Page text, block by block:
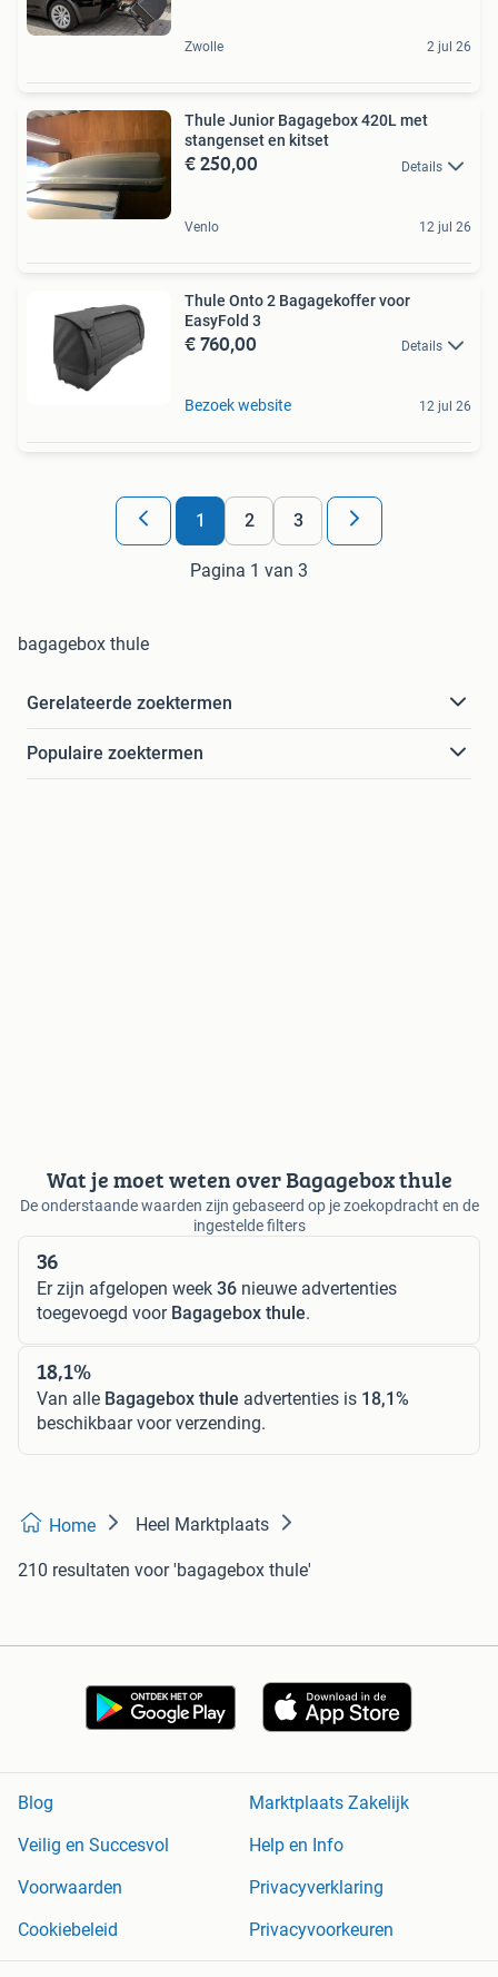
Zwolle 2 jul 26
Thule Junior Bagagebox 420L met
stangenset en kitset
€ 250,00 Details
Venlo 12 jul 26
Thule Onto 2 Bagagekoffer voor
EasyFold 3
€ 760,00 Details
Bezoek website 12 jul 26
1 2 3
Pagina 1 van 3
bagagebox thule
Gerelateerde zoektermen
Populaire zoektermen
Wat je moet weten over Bagagebox thule
De onderstaande waarden zijn gebaseerd op je zoekopdracht en de
ingestelde filters
36
Er zijn afgelopen week 36 nieuwe advertenties
toegevoegd voor Bagagebox thule.
18,1%
Van alle Bagagebox thule advertenties is 18,1%
beschikbaar voor verzending.
Home Heel Marktplaats
210 resultaten voor 'bagagebox thule'
Blog
Marktplaats Zakelijk
Veilig en Succesvol
Help en Info
Voorwaarden
Privacyverklaring
Cookiebeleid
Privacyvoorkeuren